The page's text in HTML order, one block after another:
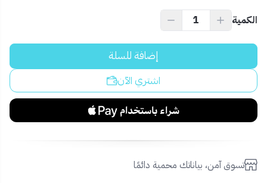
الكمية
إضافة للسلة
اشتري الآن
تسوق آمن، بياناتك محمية دائمًا